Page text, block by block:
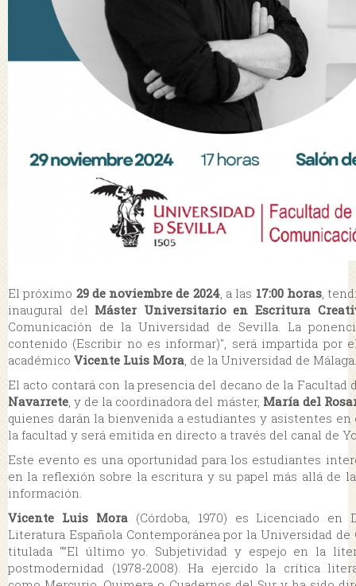
El próximo 29 de noviembre de 2024, a las 17:00 horas,
inaugural del Máster Universitario en Escritura
Comunicación de la Universidad de Sevilla. La
contenido (Escribir no es informar)", será impartida por
académico Vicente Luis Mora , de la Universidad de Málaga.
El acto contará con la presencia del decano de la Facultad
Navarrete , y de la coordinadora del máster, María del
quienes darán la bienvenida a estudiantes y asistentes
la facultad y será emitida en directo a través del canal de
Este evento es una oportunidad para los estudiantes
en la reflexión sobre la escritura y su papel más allá de
información.
Vicente Luis Mora(Córdoba, 1970) es Licenciado en
Literatura Española Contemporánea por la Universidad de
titulada “”El último yo. Subjetividad y espejo en la
postmodernidad (1978-2008). Ha ejercido la crítica